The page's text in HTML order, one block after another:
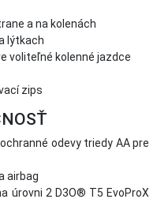
a na kolenách
lýtkach
voliteľné kolenné jazdce
zips
odevy triedy AA pre
airbag
úrovni 2 D3O® T5 EvoProX